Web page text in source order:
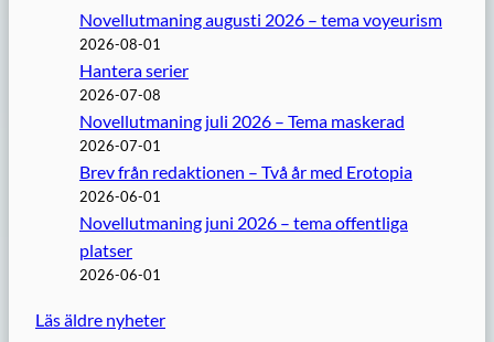
Novellutmaning augusti 2026 – tema voyeurism
2026-08-01
Hantera serier
2026-07-08
Novellutmaning juli 2026 – Tema maskerad
2026-07-01
Brev från redaktionen – Två år med Erotopia
2026-06-01
Novellutmaning juni 2026 – tema offentliga
platser
2026-06-01
Läs äldre nyheter